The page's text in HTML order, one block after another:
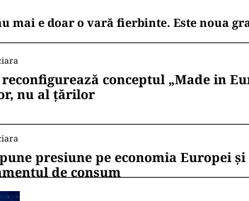
mai e doar o vară fierbinte. Este noua
conceptul „Made in
nu al țărilor
presiune pe economia Europei
de consum